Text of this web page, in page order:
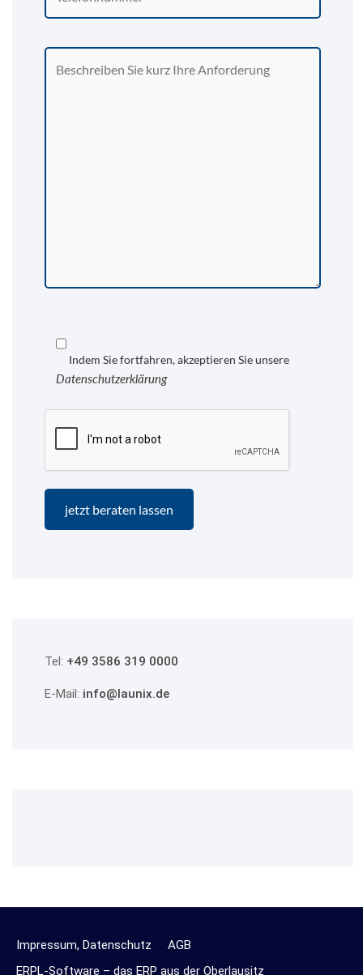
Indem Sie fortfahren, akzeptieren Sie unsere
Datenschutzerklärung
Tel: +49 3586 319 0000
E-Mail: info@launix.de
Impressum, Datenschutz
AGB
ERPL-Software – das ERP aus der Oberlausitz